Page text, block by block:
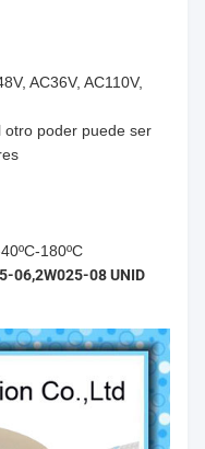
AC36V, AC110V,
otro poder puede ser
180ºC
06,2W025-08 UNID